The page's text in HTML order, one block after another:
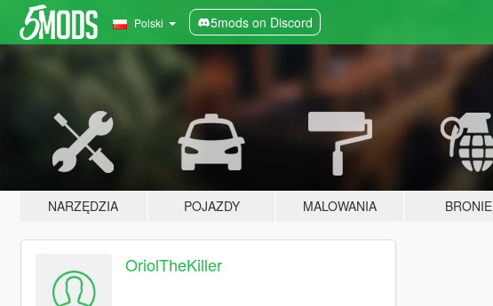
Polski 5mods on Discord
NARZĘDZIA POJAZDY MALOWANIA BRONIE
OriolTheKiller